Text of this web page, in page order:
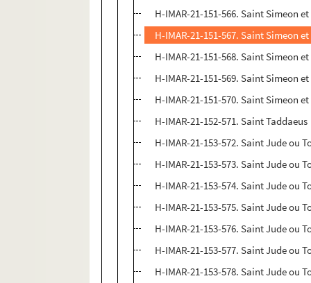
H-IMAR-21-151-566. Saint Simeon
H-IMAR-21-151-567. Saint Simeon
H-IMAR-21-151-568. Saint Simeon
H-IMAR-21-151-569. Saint Simeon
H-IMAR-21-151-570. Saint Simeon
H-IMAR-21-152-571. Saint Taddaeus
H-IMAR-21-153-572. Saint Jude ou
H-IMAR-21-153-573. Saint Jude ou
H-IMAR-21-153-574. Saint Jude ou
H-IMAR-21-153-575. Saint Jude ou
H-IMAR-21-153-576. Saint Jude ou
H-IMAR-21-153-577. Saint Jude ou
H-IMAR-21-153-578. Saint Jude ou